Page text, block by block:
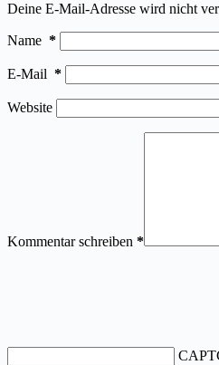
Deine E-Mail-Adresse wird nicht
Name *
E-Mail *
Website
Kommentar schreiben *